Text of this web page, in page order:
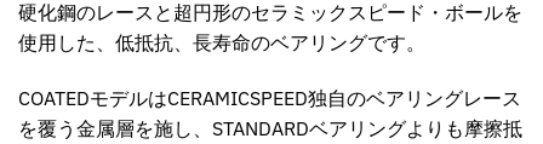
硬化鋼のレースと超円形のセラミックスピード・ボールを
使用した、低抵抗、長寿命のベアリングです。
COATEDモデルはCERAMICSPEED独自のベアリングレース
を覆う金属層を施し、STANDARDベアリングよりも摩擦抵